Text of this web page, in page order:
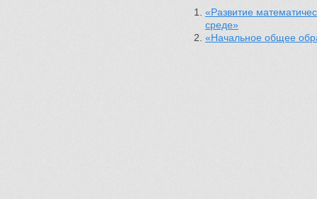
«Развитие
среде»
«Начальное общее